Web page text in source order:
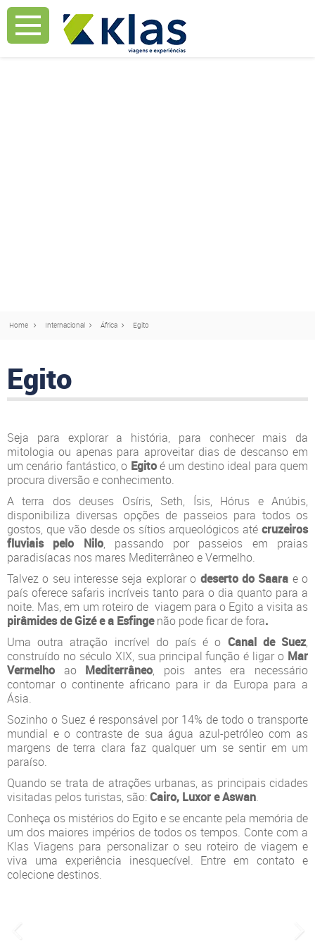
Mostrar Aviso
Home Internacional África Egito
Egito
Seja para explorar a história, para conhecer mais da
mitologia ou apenas para aproveitar dias de descanso em
um cenário fantástico, o Egitoé um destino ideal para quem
procura diversão e conhecimento.
A terra dos deuses Osíris, Seth, Ísis, Hórus e Anúbis,
disponibiliza diversas opções de passeios para todos os
gostos, que vão desde os sítios arqueológicos até cruzeiros
fluviais pelo Nilo, passando por passeios em praias
paradisíacas nos mares Mediterrâneo e Vermelho.
Talvez o seu interesse seja explorar o deserto do Saara e o
país oferece safaris incríveis tanto para o dia quanto para a
noite. Mas, em um roteiro de viagem para o Egito a visita as
pirâmides de Gizé e a Esfingenão pode ficar de fora.
Uma outra atração incrível do país é o Canal de Suez,
construído no século XIX, sua principal função é ligar o Mar
Vermelho ao Mediterrâneo, pois antes era necessário
contornar o continente africano para ir da Europa para a
Ásia.
Sozinho o Suez é responsável por 14% de todo o transporte
mundial e o contraste de sua água azul-petróleo com as
margens de terra clara faz qualquer um se sentir em um
paraíso.
Quando se trata de atrações urbanas, as principais cidades
visitadas pelos turistas, são:Cairo, Luxor e Aswan.
Conheça os mistérios do Egito e se encante pela memória de
um dos maiores impérios de todos os tempos. Conte com a
Klas Viagens para personalizar o seu roteiro de viagem e
viva uma experiência inesquecível. Entre em contato e
colecione destinos.